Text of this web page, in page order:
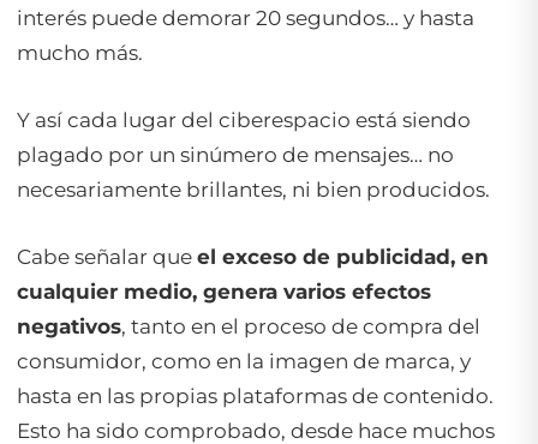
interés puede demorar 20 segundos… y hasta
mucho más.
Y así cada lugar del ciberespacio está siendo
plagado por un sinúmero de mensajes… no
necesariamente brillantes, ni bien producidos.
Cabe señalar que el exceso de publicidad, en
cualquier medio, genera varios efectos
negativos, tanto en el proceso de compra del
consumidor, como en la imagen de marca, y
hasta en las propias plataformas de contenido.
Esto ha sido comprobado, desde hace muchos